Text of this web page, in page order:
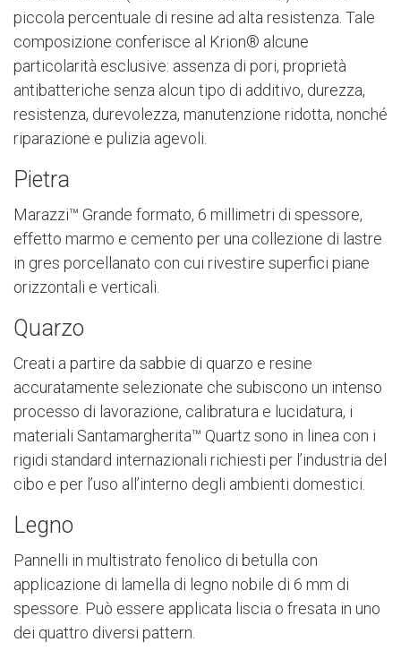
piccola percentuale di resine ad alta resistenza. Tale
composizione conferisce al Krion® alcune
particolarità esclusive: assenza di pori, proprietà
antibatteriche senza alcun tipo di additivo, durezza,
resistenza, durevolezza, manutenzione ridotta, nonché
riparazione e pulizia agevoli.
Pietra
Marazzi™ Grande formato, 6 millimetri di spessore,
effetto marmo e cemento per una collezione di lastre
in gres porcellanato con cui rivestire superfici piane
orizzontali e verticali.
Quarzo
Creati a partire da sabbie di quarzo e resine
accuratamente selezionate che subiscono un intenso
processo di lavorazione, calibratura e lucidatura, i
materiali Santamargherita™ Quartz sono in linea con i
rigidi standard internazionali richiesti per l’industria del
cibo e per l’uso all’interno degli ambienti domestici.
Legno
Pannelli in multistrato fenolico di betulla con
applicazione di lamella di legno nobile di 6 mm di
spessore. Può essere applicata liscia o fresata in uno
dei quattro diversi pattern.